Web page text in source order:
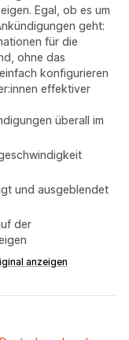
Egal, ob es um
geht:
für die
ohne das
konfigurieren
effektiver
überall im
und ausgeblendet
der
anzeigen